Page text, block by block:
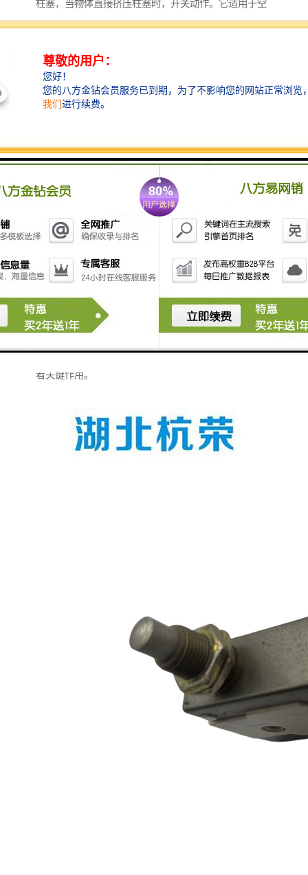
柱塞，当物体直接挤压柱塞时，开关动作。它适用于空
间狭小、需要定位的场合，如精密仪器的部件位置检
从触点类型来看，除常开、常闭和转换型外，还有双稳
态型行程开关。双稳态型的特点是，一旦触发，无论触
发源是否继续存在，其触点状态都会保持不变，直到收
忆特定位置状态的系统中应用广泛，例如在电梯的楼层
位置指示系统中，可稳定保持电梯所在楼层的信号输
出。
此外，还有防水型、防爆型等特殊用途的行程开关。防
水型行程开关采用特殊的密封设计，能有效防止水分侵
设备、水下作业机械等；防爆型行程开关则具备防爆外
用，如石油化工、煤矿开采等行业。
不同类型的行程开关以其各自的特性，满足了工业生产
中多样化的需求，在保障设备安全运行与控制方面发挥
着关键作用。